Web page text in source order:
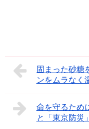
固まった砂糖
ンをムラなく
命を守るため
と「東京防災